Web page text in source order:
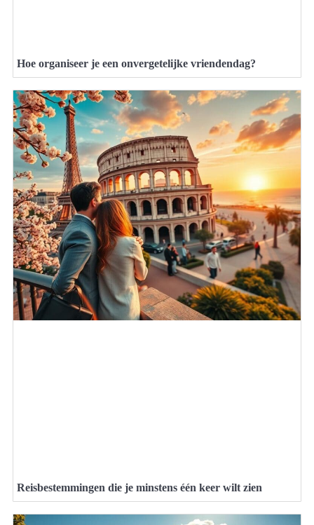
Hoe organiseer je een onvergetelijke vriendendag?
Reisbestemmingen die je minstens één keer wilt zien